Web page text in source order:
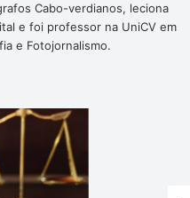
Cabo-verdianos, leciona
e foi professor na UniCV em
e Fotojornalismo.